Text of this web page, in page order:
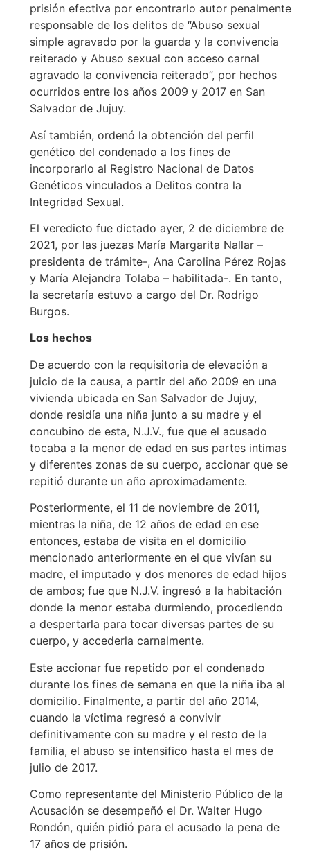
prisión efectiva por encontrarlo autor penalmente
responsable de los delitos de “Abuso sexual
simple agravado por la guarda y la convivencia
reiterado y Abuso sexual con acceso carnal
agravado la convivencia reiterado”, por hechos
ocurridos entre los años 2009 y 2017 en San
Salvador de Jujuy.
Así también, ordenó la obtención del perfil
genético del condenado a los fines de
incorporarlo al Registro Nacional de Datos
Genéticos vinculados a Delitos contra la
Integridad Sexual.
El veredicto fue dictado ayer, 2 de diciembre de
2021, por las juezas María Margarita Nallar –
presidenta de trámite-, Ana Carolina Pérez Rojas
y María Alejandra Tolaba – habilitada-. En tanto,
la secretaría estuvo a cargo del Dr. Rodrigo
Burgos.
Los hechos
De acuerdo con la requisitoria de elevación a
juicio de la causa, a partir del año 2009 en una
vivienda ubicada en San Salvador de Jujuy,
donde residía una niña junto a su madre y el
concubino de esta, N.J.V., fue que el acusado
tocaba a la menor de edad en sus partes intimas
y diferentes zonas de su cuerpo, accionar que se
repitió durante un año aproximadamente.
Posteriormente, el 11 de noviembre de 2011,
mientras la niña, de 12 años de edad en ese
entonces, estaba de visita en el domicilio
mencionado anteriormente en el que vivían su
madre, el imputado y dos menores de edad hijos
de ambos; fue que N.J.V. ingresó a la habitación
donde la menor estaba durmiendo, procediendo
a despertarla para tocar diversas partes de su
cuerpo, y accederla carnalmente.
Este accionar fue repetido por el condenado
durante los fines de semana en que la niña iba al
domicilio. Finalmente, a partir del año 2014,
cuando la víctima regresó a convivir
definitivamente con su madre y el resto de la
familia, el abuso se intensifico hasta el mes de
julio de 2017.
Como representante del Ministerio Público de la
Acusación se desempeñó el Dr. Walter Hugo
Rondón, quién pidió para el acusado la pena de
17 años de prisión.